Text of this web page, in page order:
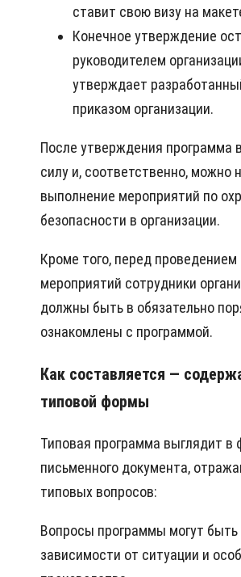
ставит свою визу на
Конечное утверждение
руководителем
утверждает
приказом организации.
После утверждения программа
силу и, соответственно, можно
выполнение мероприятий по
безопасности в организации.
Кроме того, перед проведением
мероприятий сотрудники
должны быть в обязательно
ознакомлены с программой.
Как составляется —
типовой формы
Типовая программа выглядит в
письменного документа,
типовых вопросов:
Вопросы программы могут
зависимости от ситуации и